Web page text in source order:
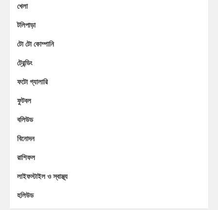
খেলা
টলিপাড়া
টো টো কোম্পানি
ট্রেন্ডিং
ফটো গ্যালারি
ফুটবল
বলিউড
বিনোদন
রাশিফল
লাইফস্টাইল ও স্বাস্থ্য
হলিউড